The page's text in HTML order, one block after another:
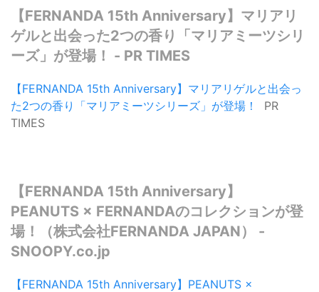
【FERNANDA 15th Anniversary】マリアリ
ゲルと出会った2つの香り「マリアミーツシリ
ーズ」が登場！ - PR TIMES
【FERNANDA 15th Anniversary】マリアリゲルと出会っ
た2つの香り「マリアミーツシリーズ」が登場！
PR
TIMES
【FERNANDA 15th Anniversary】
PEANUTS × FERNANDAのコレクションが登
場！（株式会社FERNANDA JAPAN） -
SNOOPY.co.jp
【FERNANDA 15th Anniversary】PEANUTS ×